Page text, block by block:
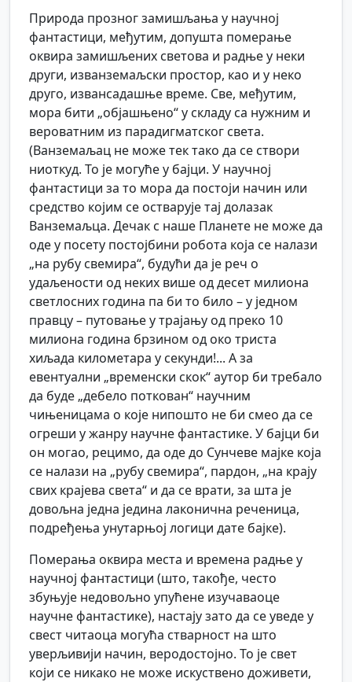
Природа прозног замишљања у научној
фантастици, међутим, допушта померање
оквира замишљених светова и радње у неки
други, изванземаљски простор, као и у неко
друго, извансадашње време. Све, међутим,
мора бити „објашњено“ у складу са нужним и
вероватним из парадигматског света.
(Ванземаљац не може тек тако да се створи
ниоткуд. То је могуће у бајци. У научној
фантастици за то мора да постоји начин или
средство којим се остварује тај долазак
Ванземаљца. Дечак с наше Планете не може да
оде у посету постојбини робота која се налази
„на рубу свемира“, будући да је реч о
удаљености од неких више од десет милиона
светлосних година па би то било – у једном
правцу – путовање у трајању од преко 10
милиона година брзином од око триста
хиљада километара у секунди!... А за
евентуални „временски скок“ аутор би требало
да буде „дебело поткован“ научним
чињеницама о које нипошто не би смео да се
огреши у жанру научне фантастике. У бајци би
он могао, рецимо, да оде до Сунчеве мајке која
се налази на „рубу свемира“, пардон, „на крају
свих крајева света“ и да се врати, за шта је
довољна једна једина лаконична реченица,
подређења унутарњој логици дате бајке).
Померања оквира места и времена радње у
научној фантастици (што, такође, често
збуњује недовољно упућене изучаваоце
научне фантастике), настају зато да се уведе у
свест читаоца могућа стварност на што
уверљивији начин, веродостојно. То је свет
који се никако не може искуствено доживети,